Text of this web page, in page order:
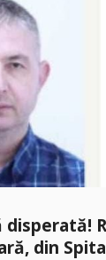
disperată!
din